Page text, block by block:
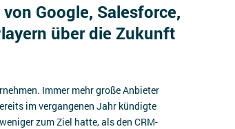
Google, Salesforce,
über die Zukunft
Immer mehr große Anbieter
im vergangenen Jahr kündigte
zum Ziel hatte, als den CRM-